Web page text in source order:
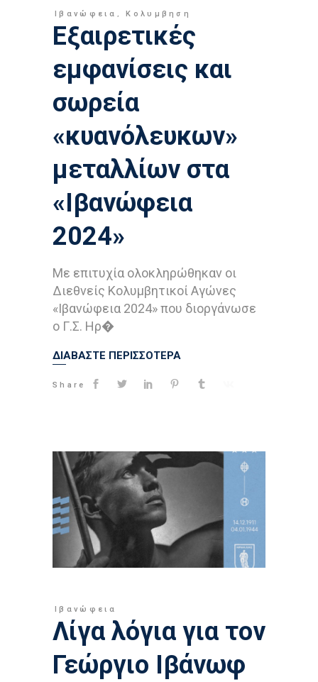
Ιβανώφεια ,Κολυμβηση
Εξαιρετικές
εμφανίσεις και
σωρεία
«κυανόλευκων»
μεταλλίων στα
«Ιβανώφεια
2024»
Με επιτυχία ολοκληρώθηκαν οι
Διεθνείς Κολυμβητικοί Αγώνες
«Ιβανώφεια 2024» που διοργάνωσε
ο Γ.Σ. Ηρ�
ΔΙΑΒΑΣΤΕ ΠΕΡΙΣΣΟΤΕΡΑ
Share
Ιβανώφεια
Λίγα λόγια για τον
Γεώργιο Ιβάνωφ